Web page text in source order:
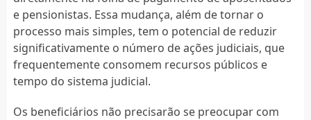
e pensionistas. Essa mudança, além de tornar o
processo mais simples, tem o potencial de reduzir
significativamente o número de ações judiciais, que
frequentemente consomem recursos públicos e
tempo do sistema judicial.
Os beneficiários não precisarão se preocupar com